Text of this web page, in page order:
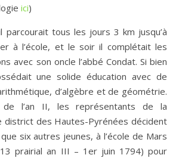
ici)
parcourait tous les jours 3 km jusqu’à
à l’école, et le soir il complétait les
avec son oncle l’abbé Condat. Si bien
une solide éducation avec de
d’algèbre et de géométrie.
de l’an II, les représentants de la
district des Hautes-Pyrénées décident
six autres jeunes, à l’école de Mars
prairial an III – 1er juin 1794) pour